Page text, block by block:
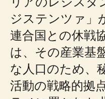
ジステンツァ」
連合国との休戦
は、その産業基
な人口のため、
活動の戦略的拠